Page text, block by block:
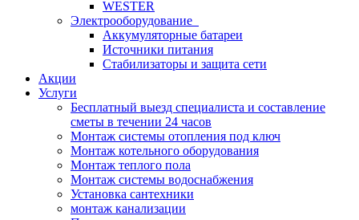
WESTER
Электрооборудование
Аккумуляторные батареи
Источники питания
Стабилизаторы и защита сети
Акции
Услуги
Бесплатный выезд специалиста и составление
сметы в течении 24 часов
Монтаж системы отопления под ключ
Монтаж котельного оборудования
Монтаж теплого пола
Монтаж системы водоснабжения
Установка сантехники
монтаж канализации